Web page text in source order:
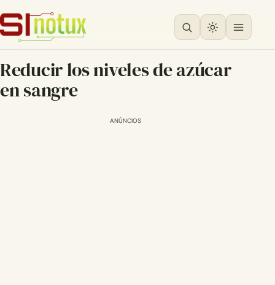
Reducir los niveles de azúcar
en sangre
ANÚNCIOS